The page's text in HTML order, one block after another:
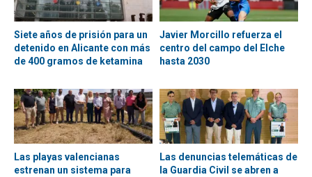
Siete años de prisión para un
detenido en Alicante con más
de 400 gramos de ketamina
Javier Morcillo refuerza el
centro del campo del Elche
hasta 2030
Las playas valencianas
estrenan un sistema para
Las denuncias telemáticas de
la Guardia Civil se abren a